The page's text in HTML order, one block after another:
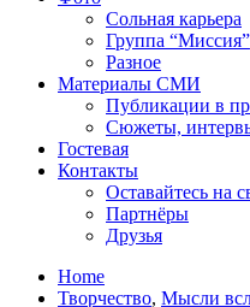
Сольная карьера
Группа “Миссия”
Разное
Материалы СМИ
Публикации в
Сюжеты,
Гостевая
Контакты
Оставайтесь на
Партнёры
Друзья
Home
Творчество, Мысли